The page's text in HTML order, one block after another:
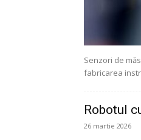
Senzori de
fabricarea
Robotul
26 martie 2026